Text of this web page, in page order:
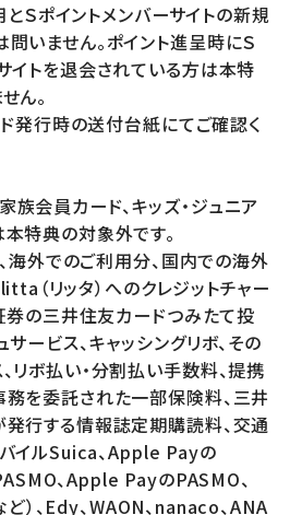
Ｓポイントメンバーサイトの新規
いません。ポイント進呈時にＳ
イトを退会されている方は本特
ん。
発行時の送付台紙にてご確認く
会員カード、キッズ・ジュニア
特典の対象外です。
海外でのご利用分、国内での海外
（リッタ）へのクレジットチャー
券の三井住友カードつみたて投
ービス、キャッシングリボ、その
リボ払い・分割払い手数料、提携
を委託された一部保険料、三井
行する情報誌定期購読料、交通
イルSuica、Apple Payの
、Apple PayのPASMO、
）、Edy、WAON、nanaco、ANA